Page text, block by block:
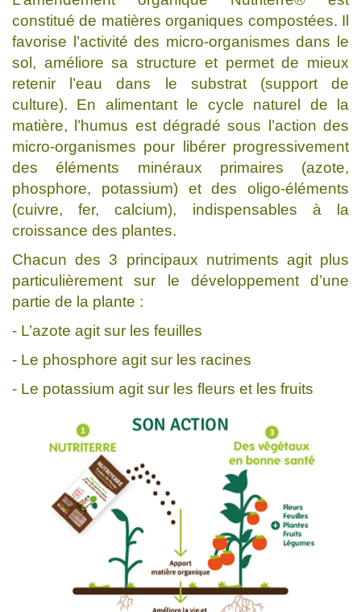
constitué de matières organiques compostées. Il
favorise l’activité des micro-organismes dans le
sol, améliore sa structure et permet de mieux
retenir l’eau dans le substrat (support de
culture). En alimentant le cycle naturel de la
matière, l’humus est dégradé sous l’action des
micro-organismes pour libérer progressivement
des éléments minéraux primaires (azote,
phosphore, potassium) et des oligo-éléments
(cuivre, fer, calcium), indispensables à la
croissance des plantes.
Chacun des 3 principaux nutriments agit plus
particulièrement sur le développement d’une
partie de la plante :
- L’azote agit sur les feuilles
- Le phosphore agit sur les racines
- Le potassium agit sur les fleurs et les fruits